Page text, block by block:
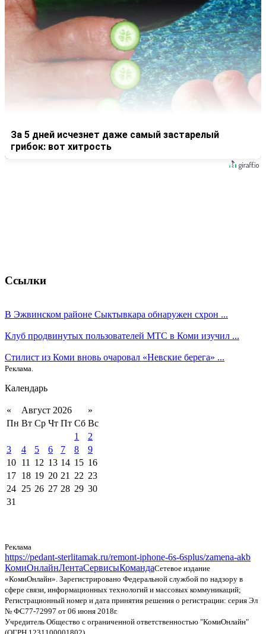
За 5 дней исчезнет даже самый застарелый
грибок: вот хитрость
Ссылки
В Эжвинском районе Сыктывкара обнаружен схрон ...
Клуб продвинутых пользователей МТС в Коми изучил ...
Стилист из Коми вновь очаровал «Невские берега» ...
Реклама.
Календарь
« Август 2026
»
Пн Вт Ср Чт Пт Сб Вс
1
2
3
4 5 6 7 8
9
10 11 12 13 14 15 16
17 18 19 20 21 22 23
24 25 26 27 28 29 30
31
Реклама
https://pedant-sterlitamak.ru/remont-iphone-6s-6splus/zamena-akb
КомиОнлайнЛентаСервисыКомандаСетевое издание
«КомиОнлайн». Зарегистрировано Федеральной службой по надзору в
сфере связи, информационных технологий и массовых коммуникаций;
Регистрационный номер и дата принятия решения о регистрации: серия Эл
№ ФС77-72997 от 06 июня 2018г.
Учредитель Общество с ограниченной ответственностью "КомиОнлайн"